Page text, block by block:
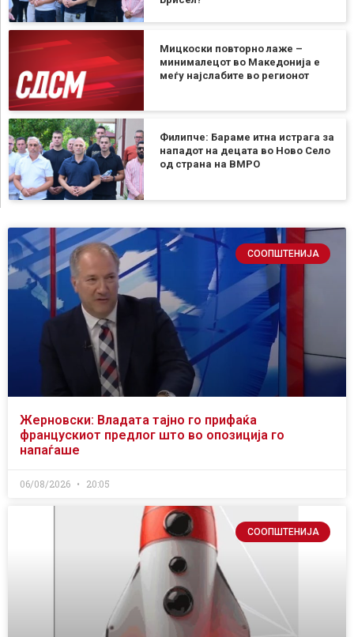
Мицкоски повторно лаже –
минималецот во Македонија е
меѓу најслабите во регионот
Филипче: Бараме итна истрага за
нападот на децата во Ново Село
од страна на ВМРО
СООПШТЕНИЈА
Жерновски: Владата тајно го прифаќа
францускиот предлог што во опозиција го
напаѓаше
06/08/2026 20:05
СООПШТЕНИЈА